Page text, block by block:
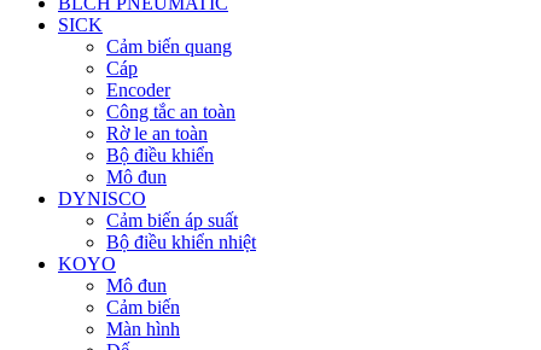
SICK
Cảm biến quang
Cáp
Encoder
Công tắc an toàn
Rờ le an toàn
Bộ điều khiển
Mô đun
DYNISCO
Cảm biến áp suất
Bộ điều khiển nhiệt
KOYO
Mô đun
Cảm biến
Màn hình